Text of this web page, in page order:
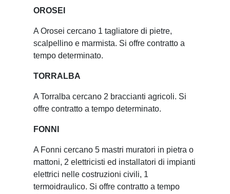
OROSEI
A Orosei cercano 1 tagliatore di pietre,
scalpellino e marmista. Si offre contratto a
tempo determinato.
TORRALBA
A Torralba cercano 2 braccianti agricoli. Si
offre contratto a tempo determinato.
FONNI
A Fonni cercano 5 mastri muratori in pietra o
mattoni, 2 elettricisti ed installatori di impianti
elettrici nelle costruzioni civili, 1
termoidraulico. Si offre contratto a tempo